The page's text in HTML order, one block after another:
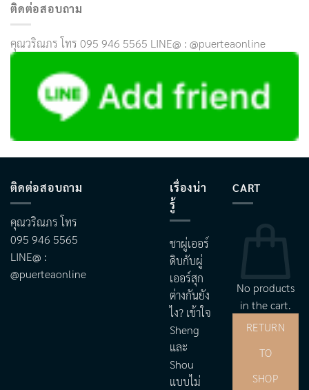
ติดต่อสอบถาม
คุณวริณภร โทร 095 946 5565 LINE@ : @puerteaonline
ติดต่อสอบถาม
คุณวริณภร โทร
095 946 5565
LINE@ :
@puerteaonline
เรื่องน่า
รู้
ชาผู่เออร์
ดิบกับผู่
เออร์สุก
ต่างกันยัง
ไง? เข้าใจ
Sheng
และ
Shou
แบบไม่
CART
No products
in the cart.
RETURN
TO
SHOP